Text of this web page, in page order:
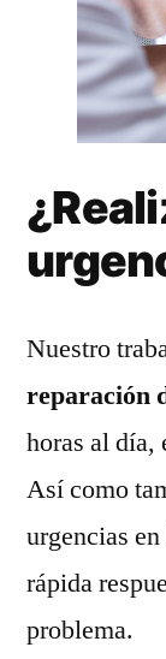
Nuestro
reparación
horas al día,
Así como
urgencias
rápida
problema.